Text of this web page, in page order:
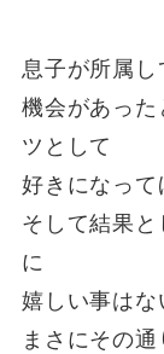
息子が所属
機会があっ
ツとして
好きになって
そして結果
に
嬉しい事はな
まさにその通